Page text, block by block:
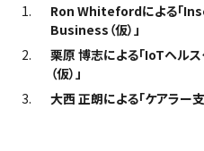
Ron Whitefordによる「
Business（仮）」
栗原 博志による「IoTヘル
（仮）」
大西 正朗による「ケアラー支